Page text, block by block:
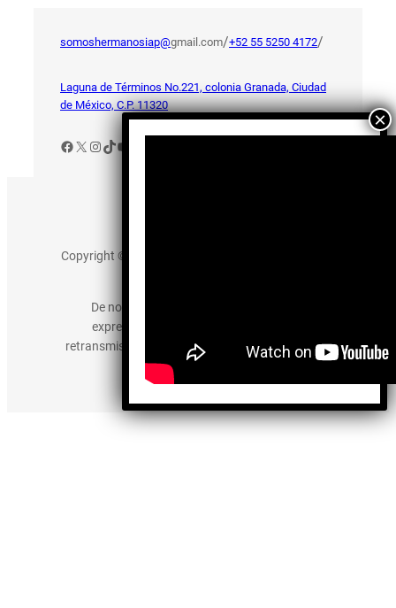
somoshermanosiap@gmail.com/+52 55 5250 4172/
Laguna de Términos No.221, colonia Granada, Ciudad
de México, C.P. 11320
Facebook
X Instagram
TikTok
YouTube
Copyright © 2025 somos-hermanos.mx. Todos los
De no existir previa autorización, queda
expresamente prohibida la publicación,
retransmisión, edición y cualquier otro uso de los
contenidos.